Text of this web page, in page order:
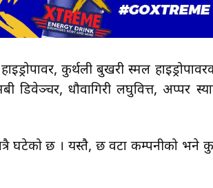
कुर्थली बुखरी स्मल
धौवागिरी लघुवित्त, अप्पर
घटेको छ । यस्तै, छ वटा कम्पनीको भने